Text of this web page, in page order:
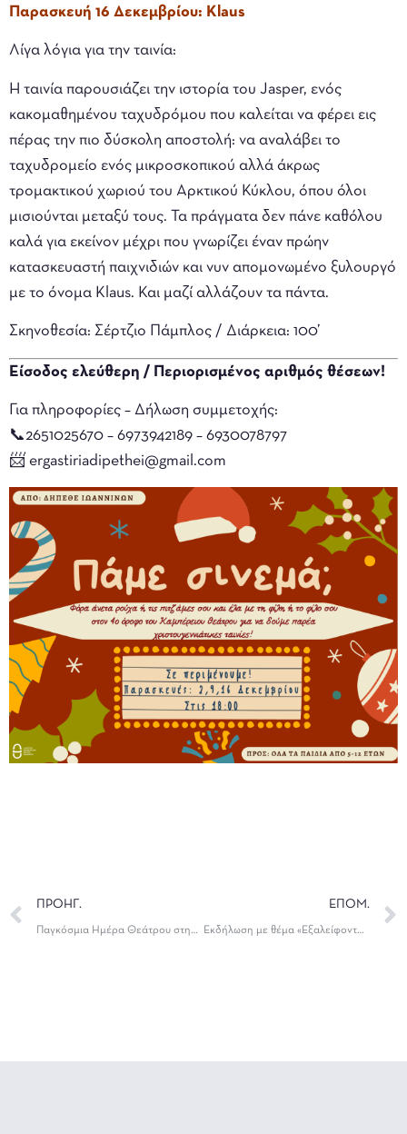
Παρασκευή 16 Δεκεμβρίου: Klaus
Λίγα λόγια για την ταινία:
Η ταινία παρουσιάζει την ιστορία του Jasper, ενός
κακομαθημένου ταχυδρόμου που καλείται να φέρει εις
πέρας την πιο δύσκολη αποστολή: να αναλάβει το
ταχυδρομείο ενός μικροσκοπικού αλλά άκρως
τρομακτικού χωριού του Αρκτικού Κύκλου, όπου όλοι
μισιούνται μεταξύ τους. Τα πράγματα δεν πάνε καθόλου
καλά για εκείνον μέχρι που γνωρίζει έναν πρώην
κατασκευαστή παιχνιδιών και νυν απομονωμένο ξυλουργό
με το όνομα Klaus. Και μαζί αλλάζουν τα πάντα.
Σκηνοθεσία: Σέρτζιο Πάμπλος / Διάρκεια: 100’
Είσοδος ελεύθερη / Περιορισμένος αριθμός θέσεων!
Για πληροφορίες – Δήλωση συμμετοχής:
📞2651025670 – 6973942189 – 6930078797
📨 ergastiriadipethei@gmail.com
ΠΡΟΗΓ.
Παγκόσμια Ημέρα Θεάτρου στην Εκπαίδευση| 27 Νοεμβρίου
ΕΠΟΜ.
Εκδήλωση με θέμα «Εξαλείφοντας την Βία κατά των Γυναικών»| 28 Νοεμβρίου